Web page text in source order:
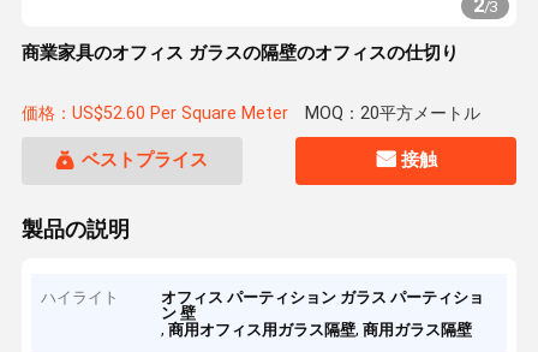
2/3
商業家具のオフィス ガラスの隔壁のオフィスの仕切り
価格：US$52.60 Per Square Meter MOQ：20平方メートル
ベストプライス 接触
製品の説明
ハイライト
オフィス パーティション ガラス パーティショ
ン 壁
,商用オフィス用ガラス隔壁,商用ガラス隔壁